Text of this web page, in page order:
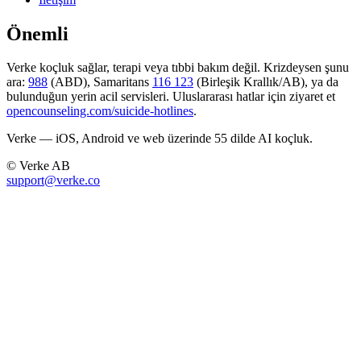
Önemli
Verke koçluk sağlar, terapi veya tıbbi bakım değil. Krizdeysen şunu
ara: 988 (ABD), Samaritans 116 123 (Birleşik Krallık/AB), ya da
bulunduğun yerin acil servisleri. Uluslararası hatlar için ziyaret et
opencounseling.com/suicide-hotlines.
Verke — iOS, Android ve web üzerinde 55 dilde AI koçluk.
© Verke AB
support@verke.co